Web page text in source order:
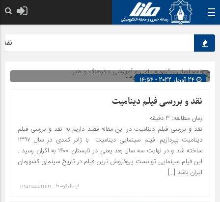
نقش
صفحه اصلی» گروه »علمی و آموزشی»فرهنگ و هنر
24 آوریل 2022 - 14:54
شناسه : 2367
نقد و بررسی فیلم دینامیت
زمان مطالعه: ۳ دقیقه
نقد و بررسی فیلم دینامیت در این مقاله قصد داریم به نقد و بررسی فیلم
دینامیت بپردازیم. فیلم سینمایی دینامیت با ژانر کمدی در سال ۱۳۹۷
ساخته شد و در نهایت سه سال بعد یعنی در تابستان ۱۴۰۰ به اکران رسید .
این فیلم سینمایی توانست پروفروش ترین فیلم در تاریخ سینمای کشورمان
ایران باشد […]
ارسال توسط : manaadmin